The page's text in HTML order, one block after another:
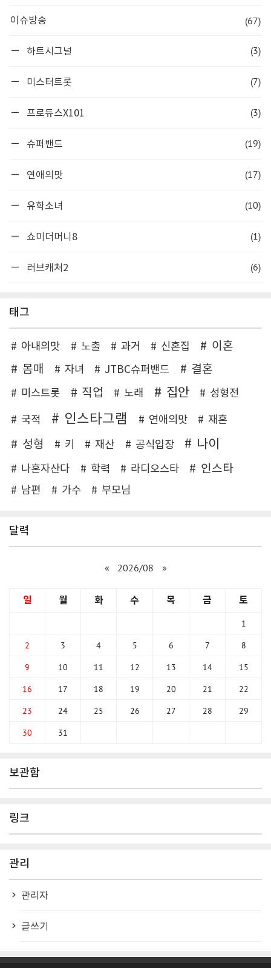
이슈방송 (67)
하트시그널 (3)
미스터트롯 (7)
프로듀스X101 (3)
슈퍼밴드 (19)
연애의맛 (17)
유학소녀 (10)
쇼미더머니8 (1)
러브캐처2 (6)
태그
아내의맛 노출 과거 신혼집
이혼
몸매
자녀 JTBC슈퍼밴드 결혼
미스트롯 직업 노래 집안 성형전
국적 인스타그램 연애의맛 재혼
성형 키 재산 공식입장 나이
나혼자산다 학력 라디오스타 인스타
남편 가수 부모님
달력
« 2026/08 »
일 월 화 수 목 금 토
1
2
3 4 5 6 7
8
9
10 11 12 13 14
15
16
17 18 19 20 21
22
23
24 25 26 27 28
29
30
31
보관함
링크
관리
관리자
글쓰기